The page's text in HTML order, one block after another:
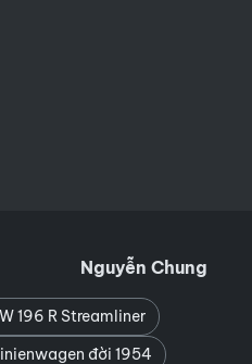
Nguyễn Chung
196 R Streamliner
đời 1954